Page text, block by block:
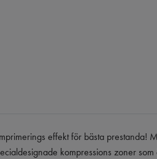
effekt för bästa prestanda!
kompressions zoner